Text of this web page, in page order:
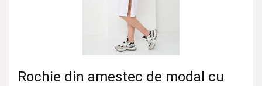
Rochie din amestec de modal cu